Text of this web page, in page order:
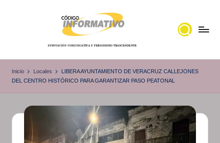
ó
i
o
noticias
Inicio Locales
LIBERA AYUNTAMIENTO DE VERACRUZ CALLEJONES
DEL CENTRO HISTÓRICO PARA GARANTIZAR PASO PEATONAL